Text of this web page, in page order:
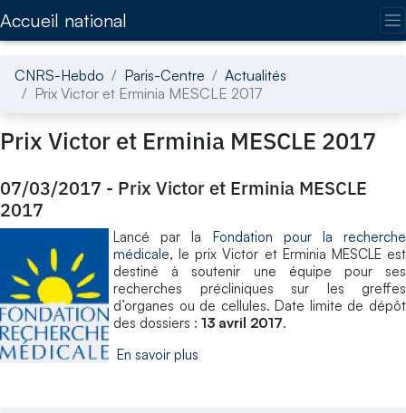
Accueil national
CNRS-Hebdo Paris-Centre
Actualités
Prix Victor et Erminia MESCLE 2017
Prix Victor et Erminia MESCLE 2017
07/03/2017 - Prix Victor et Erminia MESCLE
2017
Lancé par la Fondation pour la recherche
médicale, le prix Victor et Erminia MESCLE est
destiné à soutenir une équipe pour ses
recherches précliniques sur les greffes
d’organes ou de cellules. Date limite de dépôt
des dossiers : 13 avril 2017.
En savoir plus